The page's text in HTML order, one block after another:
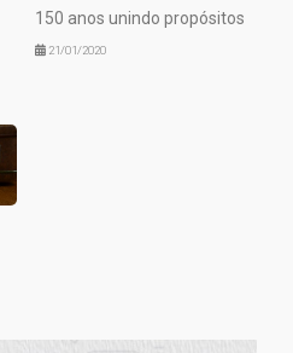
150 anos unindo propósitos
21/01/2020